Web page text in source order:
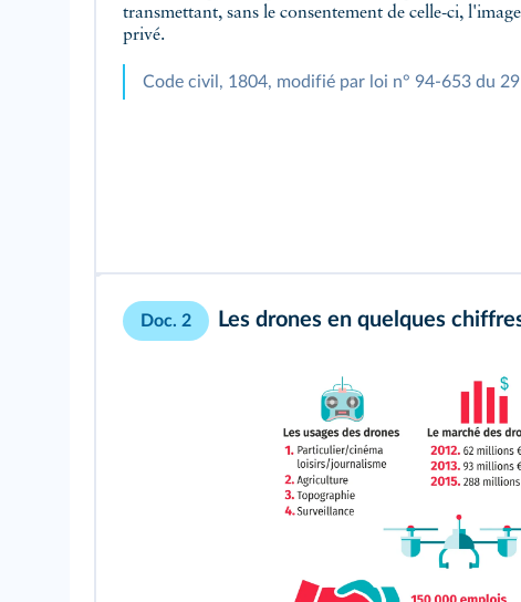
transmettant, sans le consentement de celle-ci,
privé.
Code civil, 1804, modifié par loi n° 94-653 du
Doc. 2 Les drones en quelques